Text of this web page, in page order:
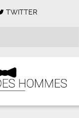
TWITTER